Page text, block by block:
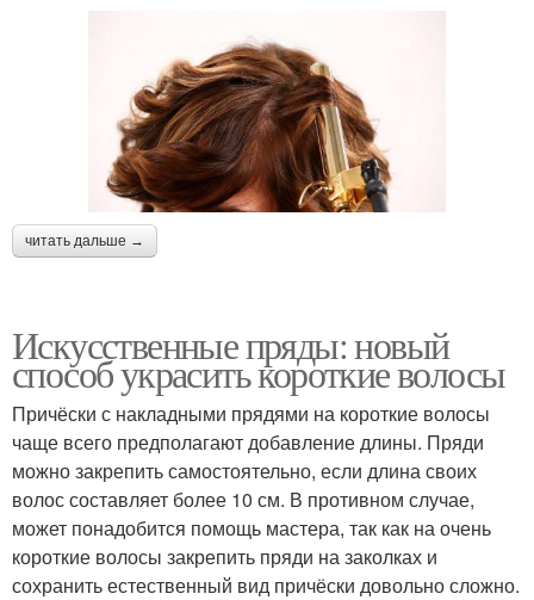
читать дальше →
Искусственные пряды: новый
способ украсить короткие волосы
Причёски с накладными прядями на короткие волосы
чаще всего предполагают добавление длины. Пряди
можно закрепить самостоятельно, если длина своих
волос составляет более 10 см. В противном случае,
может понадобится помощь мастера, так как на очень
короткие волосы закрепить пряди на заколках и
сохранить естественный вид причёски довольно сложно.